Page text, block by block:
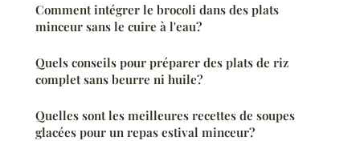
Comment intégrer le brocoli dans des plats
minceur sans le cuire à l'eau?
Quels conseils pour préparer des plats de riz
complet sans beurre ni huile?
Quelles sont les meilleures recettes de soupes
glacées pour un repas estival minceur?